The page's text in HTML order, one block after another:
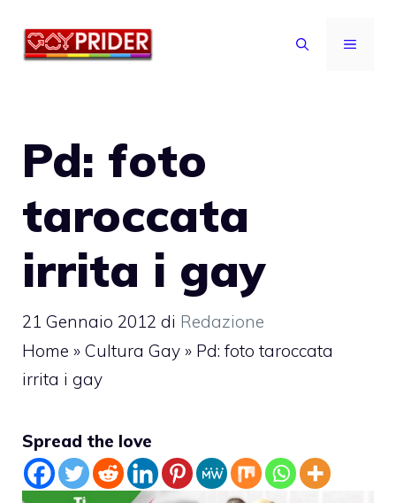
MENU
Pd: foto
taroccata
irrita i gay
21 Gennaio 2012 di Redazione
Home » Cultura Gay » Pd: foto taroccata
irrita i gay
Spread the love